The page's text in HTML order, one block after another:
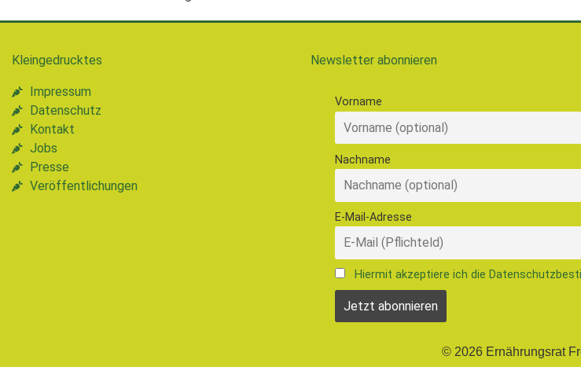
Kleingedrucktes
Impressum
Datenschutz
Kontakt
Jobs
Presse
Veröffentlichungen
Newsletter abonnieren
Vorname
Nachname
E-Mail-Adresse
Hiermit akzeptiere ich die
© 2026 Ernährungsrat